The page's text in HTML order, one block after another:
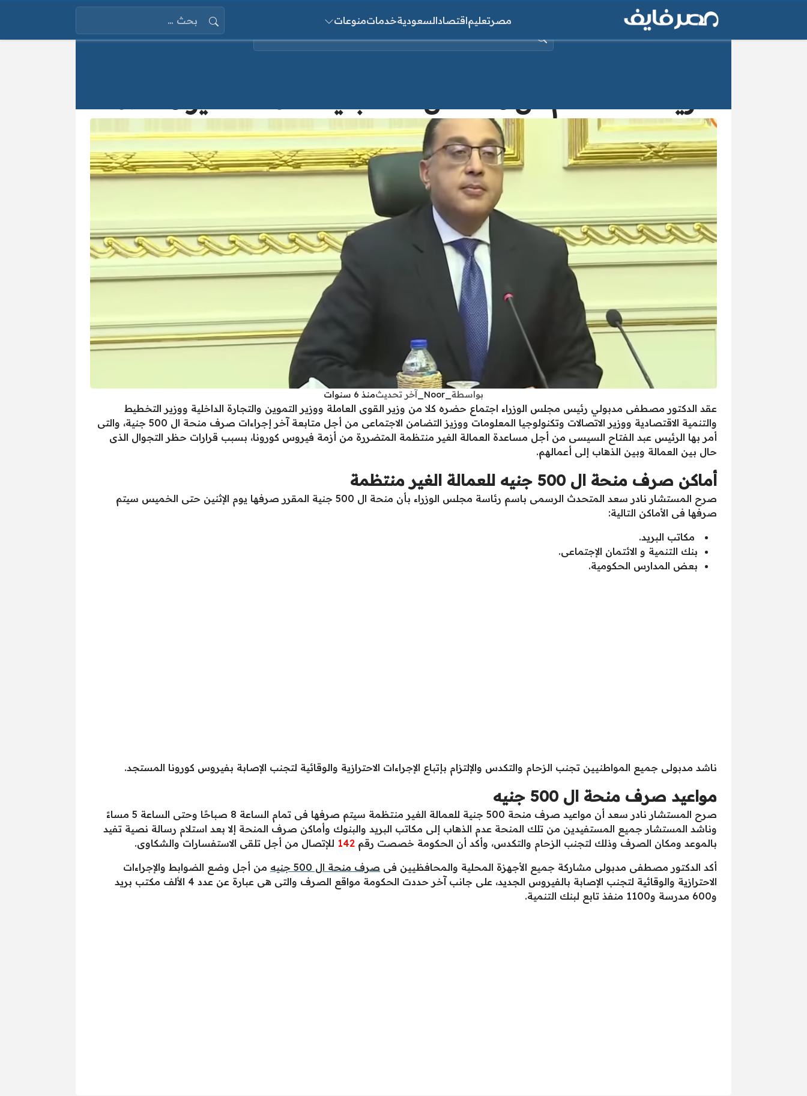
مصرتعليماقتصادالسعوديةخدماتمنوعات
البحث عن:
بواسطة آخر تحديثمنذ 6 سنوات
عقد الدكتور مصطفى مدبولي رئيس مجلس الوزراء اجتماع حضره كلا من وزير القوى العاملة ووزير التموين والتجارة الداخلية ووزير التخطيط
والتنمية الاقتصادية ووزير الاتصالات وتكنولوجيا المعلومات ووزيز التضامن الاجتماعى من أجل متابعة آخر إجراءات صرف منحة ال 500 جنية، والتى
أمر بها الرئيس عبد الفتاح السيسى من أجل مساعدة العمالة الغير منتظمة المتضررة من أزمة فيروس كورونا، بسبب قرارات حظر التجوال الذى
حال بين العمالة وبين الذهاب إلى أعمالهم.
أماكن صرف منحة ال 500 جنيه للعمالة الغير منتظمة
صرح المستشار نادر سعد المتحدث الرسمى باسم رئاسة مجلس الوزراء بأن منحة ال 500 جنية المقرر صرفها يوم الإثنين حتى الخميس سيتم
صرفها فى الأماكن التالية:
مكاتب البريد.
بنك التنمية و الائتمان الإجتماعى.
بعض المدارس الحكومية.
ناشد مدبولى جميع المواطنيين تجنب الزحام والتكدس والإلتزام بإتباع الإجراءات الاحترازية والوقائية لتجنب الإصابة بفيروس كورونا المستجد.
مواعيد صرف منحة ال 500 جنيه
صرح المستشار نادر سعد أن مواعيد صرف منحة 500 جنية للعمالة الغير منتظمة سيتم صرفها فى تمام الساعة 8 صباحًا وحتى الساعة 5 مساءً
وناشد المستشار جميع المستفيدين من تلك المنحة عدم الذهاب إلى مكاتب البريد والبنوك وأماكن صرف المنحة إلا بعد استلام رسالة نصية تفيد
بالموعد ومكان الصرف وذلك لتجنب الزحام والتكدس، وأكد أن الحكومة خصصت رقم 142 للإتصال من أجل تلقى الاستفسارات والشكاوى.
أكد الدكتور مصطفى مدبولى مشاركة جميع الأجهزة المحلية والمحافظيين فى صرف منحة ال 500 جنيه
من أجل وضع الضوابط والإجراءات
الاحترازية والوقائية لتجنب الإصابة بالفيروس الجديد، على جانب آخر حددت الحكومة مواقع الصرف والتى هى عبارة عن عدد 4 الألف مكتب بريد
و600 مدرسة و1100 منفذ تابع لبنك التنمية.